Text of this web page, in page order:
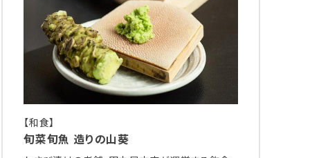
【和食】
旬菜旬魚 造りの山葵